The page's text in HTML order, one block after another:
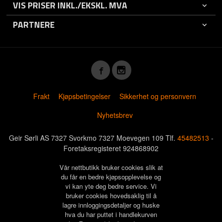
VIS PRISER INKL./EKSKL. MVA
PARTNERE
Frakt Kjøpsbetingelser
Sikkerhet og personvern
Nyhetsbrev
Geir Sørli AS 7327 Svorkmo 7327 Moevegen 109 Tlf. 45482513 -
Foretaksregisteret 924868902
Vår nettbutikk bruker cookies slik at
du får en bedre kjøpsopplevelse og
vi kan yte deg bedre service. Vi
bruker cookies hovedsaklig til å
lagre innloggingsdetaljer og huske
hva du har puttet i handlekurven